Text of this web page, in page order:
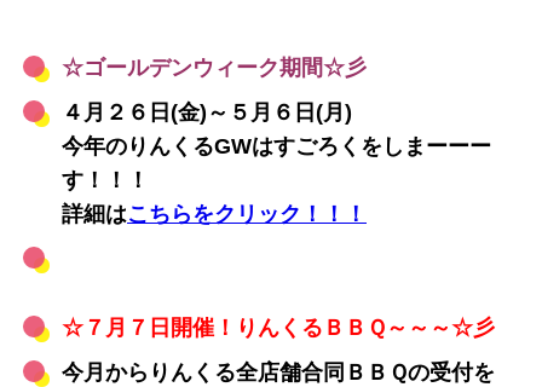
☆ゴールデンウィーク期間☆彡
４月２６日(金)～５月６日(月)
今年のりんくるGWはすごろくをしまーーー
す！！！
詳細はこちらをクリック！！！
☆７月７日開催！りんくるＢＢＱ～～～☆彡
今月からりんくる全店舗合同ＢＢＱの受付を